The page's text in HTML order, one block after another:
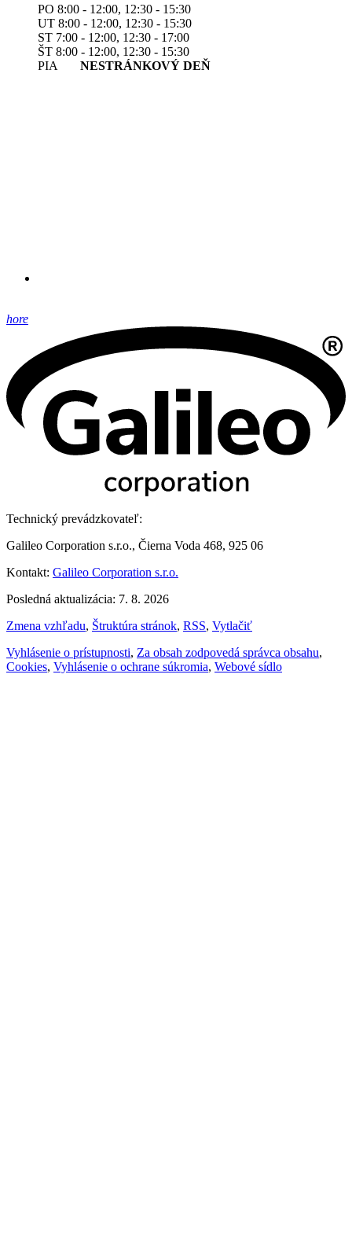
PO 8:00 - 12:00, 12:30 - 15:30
UT 8:00 - 12:00, 12:30 - 15:30
ST 7:00 - 12:00, 12:30 - 17:00
ŠT 8:00 - 12:00, 12:30 - 15:30
PIA NESTRÁNKOVÝ DEŇ
hore
Technický prevádzkovateľ:
Galileo Corporation s.r.o., Čierna Voda 468, 925 06
Kontakt: Galileo Corporation s.r.o.
Posledná aktualizácia: 7. 8. 2026
Zmena vzhľadu, Štruktúra stránok, RSS, Vytlačiť
Vyhlásenie o prístupnosti, Za obsah zodpovedá správca obsahu,
Cookies, Vyhlásenie o ochrane súkromia, Webové sídlo